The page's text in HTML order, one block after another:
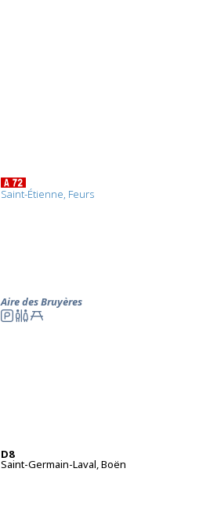
Saint-Étienne, Feurs
Aire des Bruyères
D8
Saint-Germain-Laval, Boёn